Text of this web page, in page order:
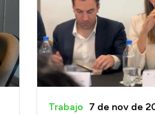
Trabajo 7 de nov de